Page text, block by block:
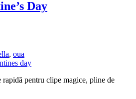
Day
, oua
rapidă pentru clipe magice, pline de